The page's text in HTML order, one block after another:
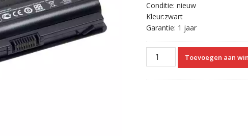
Conditie: nieuw
Kleur:zwart
Garantie: 1 jaar
Originele
laptop
Toevoegen aan